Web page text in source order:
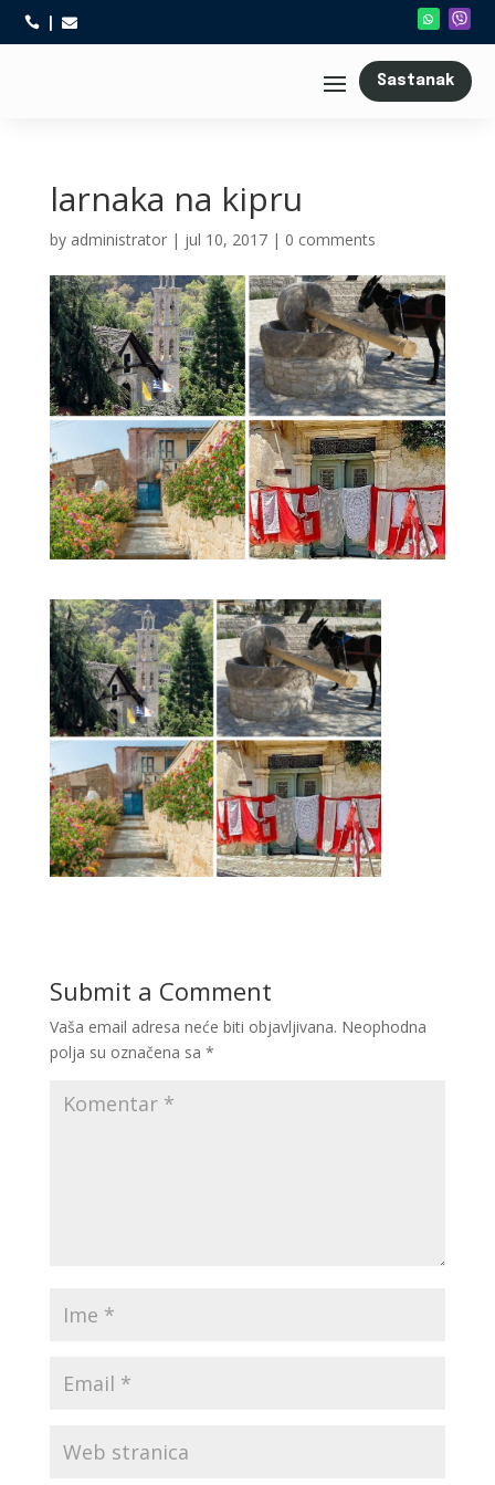
 
Sastanak
larnaka na kipru
by administrator| jul 10, 2017| 0 comments
Submit a Comment
Vaša email adresa neće biti objavljivana. Neophodna
polja su označena sa *